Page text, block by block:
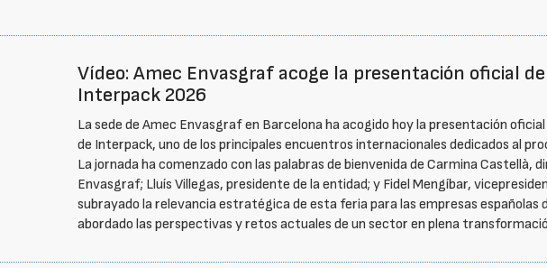
Vídeo: Amec Envasgraf acoge la presentación oficial
Interpack 2026
La sede de Amec Envasgraf en Barcelona ha acogido hoy la presentación
de Interpack, uno de los principales encuentros internacionales dedicados al
La jornada ha comenzado con las palabras de bienvenida de Carmina Castellà,
Envasgraf; Lluís Villegas, presidente de la entidad; y Fidel Mengíbar,
subrayado la relevancia estratégica de esta feria para las empresas españolas
abordado las perspectivas y retos actuales de un sector en plena